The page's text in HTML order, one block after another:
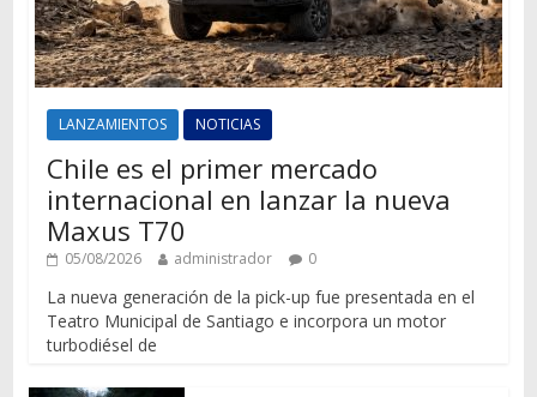
LANZAMIENTOS NOTICIAS
Chile es el primer mercado
internacional en lanzar la nueva
Maxus T70
05/08/2026 administrador 0
La nueva generación de la pick-up fue presentada en el
Teatro Municipal de Santiago e incorpora un motor
turbodiésel de